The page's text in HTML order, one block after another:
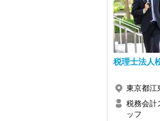
＜学びを後
・書籍購
・隔月で
・資格取
＜募集の背
・組織力強
＜先輩ス
税理士法人
東京都江
税務会計
ッフ